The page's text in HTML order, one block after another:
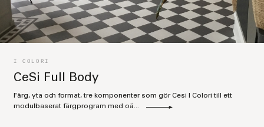
I COLORI
CeSi Full Body
Färg, yta och format, tre komponenter som gör Cesi I Colori till ett
modulbaserat färgprogram med oä...